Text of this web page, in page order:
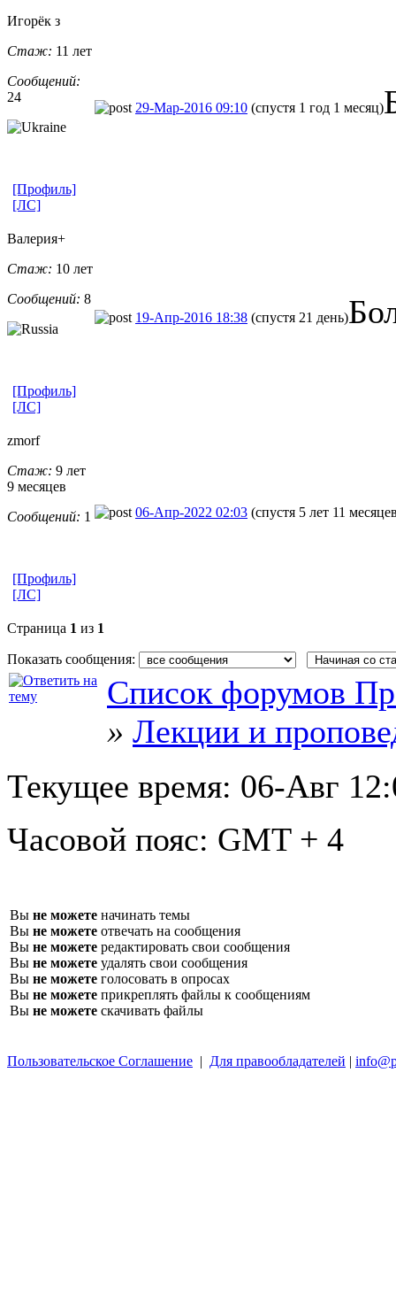
Игорёк з
Стаж: 11 лет
Сообщений:
24
29-Мар-2016 09:10 (спустя 1 год 1 месяц)
[Профиль]
[ЛС]
Валерия+
Стаж: 10 лет
Сообщений: 8
19-Апр-2016 18:38 (спустя 21 день)
[Профиль]
[ЛС]
zmorf
Стаж: 9 лет
9 месяцев
Сообщений: 1 06-Апр-2022 02:03 (спустя 5 лет 11
[Профиль]
[ЛС]
Страница 1 из 1
Показать сообщения:
Список форумов
» Лекции и
Текущее время: 06-Авг
Часовой пояс: GMT + 4
Вы не можете начинать темы
Вы не можете отвечать на сообщения
Вы не можете редактировать свои сообщения
Вы не можете удалять свои сообщения
Вы не можете голосовать в опросах
Вы не можете прикреплять файлы к сообщениям
Вы не можете скачивать файлы
Пользовательское Соглашение | Для правообладателей |